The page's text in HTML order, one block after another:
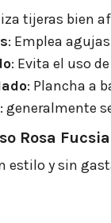
tijeras bien
: Emplea
: Evita el uso
: Plancha a
: generalmente
Rosa
estilo y sin